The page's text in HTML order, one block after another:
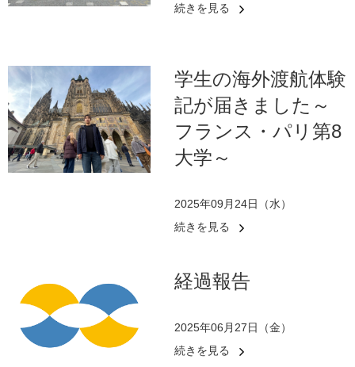
続きを見る
学生の海外渡航体験
記が届きました～
フランス・パリ第8
大学～
2025年09月24日（水）
続きを見る
経過報告
2025年06月27日（金）
続きを見る